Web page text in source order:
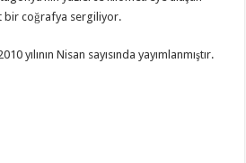
bir coğrafya sergiliyor.
yılının Nisan sayısında yayımlanmıştır.